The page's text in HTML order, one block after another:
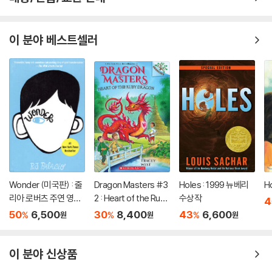
이 분야 베스트셀러
Wonder (미국판) : 줄
리아 로버츠 주연 영화
'원더' 원작 소설
50% 6,500원
Dragon Masters #3
2 : Heart of the Ruby
Dragon (A Branches
30% 8,400원
Holes : 1999 뉴베리
수상작
43% 6,600원
이 분야 신상품